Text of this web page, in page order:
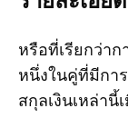
หรือที่เรียกว่าก
หนึ่งในคู่ที่มีกา
สกุลเงินเหล่านี้